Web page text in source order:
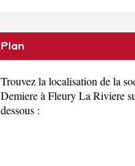
Plan
Trouvez la localisation de la
Demiere à Fleury La Riviere
dessous :